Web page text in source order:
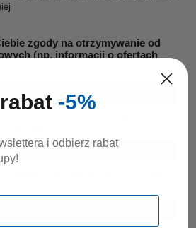
zgody na otrzymywanie od
(np. informacji o ofertach
W jakim celu?-5%
i odbierz rabat